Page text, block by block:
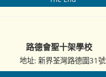
路德會聖十架學校
地址: 新界荃灣路德圍31號